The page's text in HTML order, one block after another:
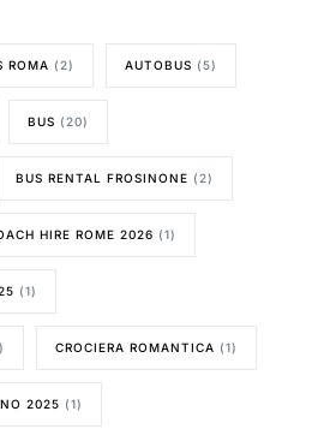
ROMA (2) AUTOBUS (5)
BUS (20)
BUS RENTAL FROSINONE (2)
HIRE ROME 2026 (1)
(1)
CROCIERA ROMANTICA (1)
2025 (1)